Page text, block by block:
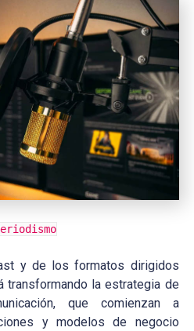
y de los formatos dirigidos
transformando la estrategia de
que comienzan a
y modelos de negocio